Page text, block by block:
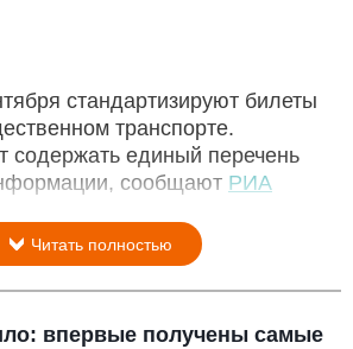
стандартизируют билеты
транспорте.
содержать единый перечень
сообщают РИА
Читать полностью
впервые получены самые